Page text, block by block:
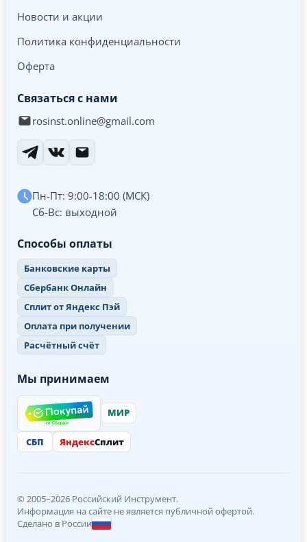
Новости и акции
Политика конфиденциальности
Оферта
Связаться с нами
rosinst.online@gmail.com
Пн-Пт: 9:00-18:00 (МСК)
Сб-Вс: выходной
Способы оплаты
Банковские карты
Сбербанк Онлайн
Сплит от Яндекс Пэй
Оплата при получении
Расчётный счёт
Мы принимаем
МИР
СБП ЯндексСплит
© 2005–2026 Российский Инструмент.
Информация на сайте не является публичной офертой.
Сделано в России